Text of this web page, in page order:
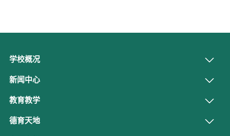
学校概况
新闻中心
教育教学
德育天地